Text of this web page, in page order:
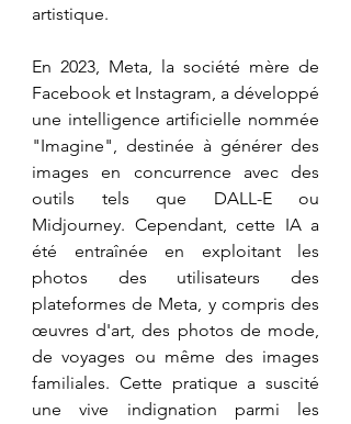
artistique.
En 2023, Meta, la société mère de
Facebook et Instagram, a développé
une intelligence artificielle nommée
"Imagine", destinée à générer des
images en concurrence avec des
outils tels que DALL-E ou
Midjourney. Cependant, cette IA a
été entraînée en exploitant les
photos des utilisateurs des
plateformes de Meta, y compris des
œuvres d'art, des photos de mode,
de voyages ou même des images
familiales. Cette pratique a suscité
une vive indignation parmi les